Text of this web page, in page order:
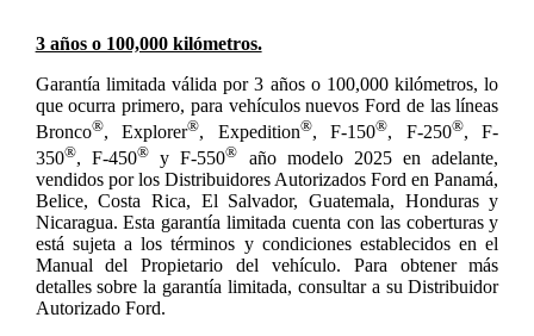
3 años o 100,000 kilómetros.
Garantía limitada válida por 3 años o 100,000 kilómetros, lo
que ocurra primero, para vehículos nuevos Ford de las líneas
Bronco®, Explorer®, Expedition®, F-150®, F-250®, F-
350®, F-450®y F-550® año modelo 2025 en adelante,
vendidos por los Distribuidores Autorizados Ford en Panamá,
Belice, Costa Rica, El Salvador, Guatemala, Honduras y
Nicaragua. Esta garantía limitada cuenta con las coberturas y
está sujeta a los términos y condiciones establecidos en el
Manual del Propietario del vehículo. Para obtener más
detalles sobre la garantía limitada, consultar a su Distribuidor
Autorizado Ford.